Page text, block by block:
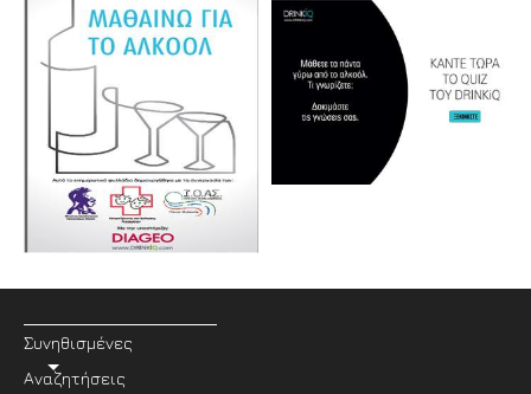
Συνηθισμένες
Αναζητήσεις